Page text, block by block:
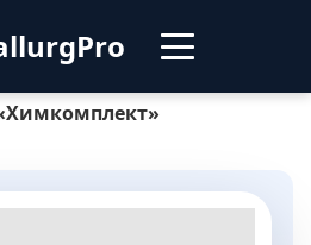
Новгород